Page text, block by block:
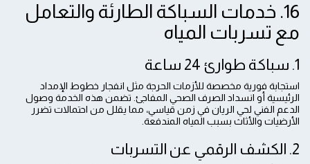
16. خدمات السباكة الطارئة والتعامل
مع تسربات المياه
1. سباكة طوارئ 24 ساعة
استجابة فورية مخصصة للأزمات الحرجة مثل انفجار خطوط الإمداد
الرئيسية أو انسداد الصرف الصحي المفاجئ. تضمن هذه الخدمة وصول
الدعم الفني لحي الريان في زمن قياسي، مما يقلل من احتمالات تضرر
الأرضيات والأثاث بسبب المياه المندفعة.
2. الكشف الرقمي عن التسربات